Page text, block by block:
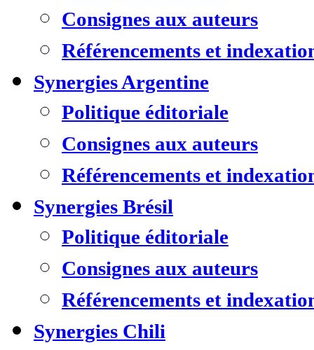
Consignes aux auteurs
Référencements et
Synergies Argentine
Politique éditoriale
Consignes aux auteurs
Référencements et
Synergies Brésil
Politique éditoriale
Consignes aux auteurs
Référencements et
Synergies Chili